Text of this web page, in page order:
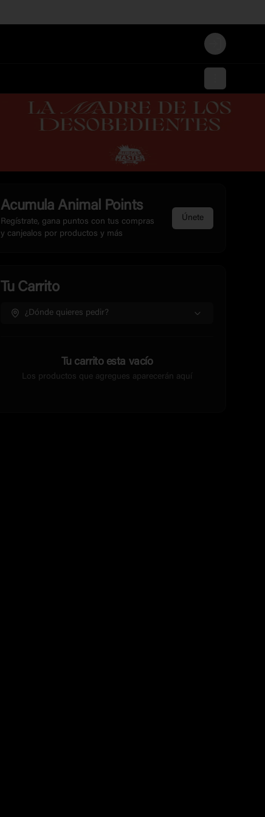
Login
AcumulaAnimal Points
Regístrate, gana puntos con tus compras
y canjealos por productos y más
Únete
Tu Carrito
¿Dónde quieres pedir?
Tu carrito esta vacío
Los productos que agregues aparecerán aquí